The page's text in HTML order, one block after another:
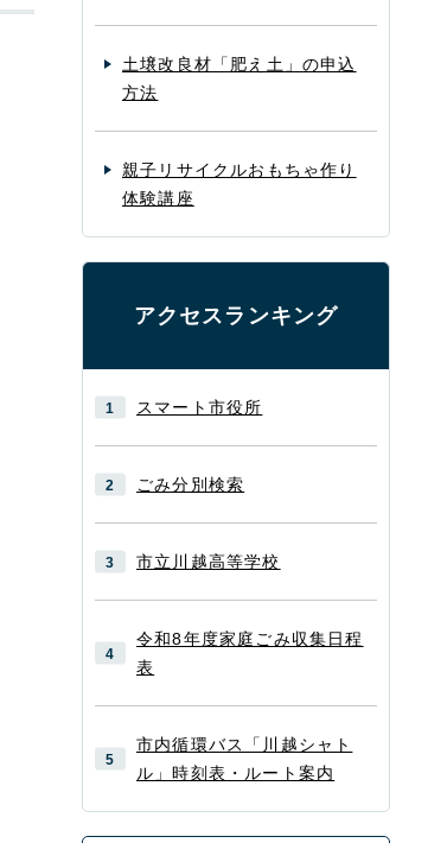
土壌改良材「肥え土」の申込
方法
親子リサイクルおもちゃ作り
体験講座
アクセスランキング
スマート市役所
ごみ分別検索
市立川越高等学校
令和8年度家庭ごみ収集日程
表
市内循環バス「川越シャト
ル」時刻表・ルート案内